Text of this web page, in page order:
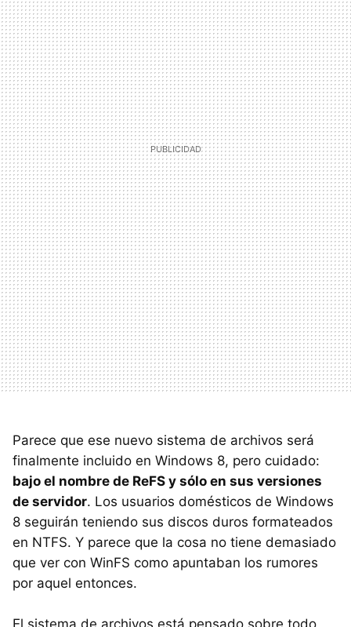
Parece que ese nuevo sistema de archivos será
finalmente incluido en Windows 8, pero cuidado:
bajo el nombre de ReFS y sólo en sus versiones
de servidor. Los usuarios domésticos de Windows
8 seguirán teniendo sus discos duros formateados
en NTFS. Y parece que la cosa no tiene demasiado
que ver con WinFS como apuntaban los rumores
por aquel entonces.
El sistema de archivos está pensado sobre todo